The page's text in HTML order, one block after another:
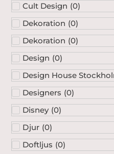
Cult Design (0)
Dekoration (0)
Dekoration (0)
Design (0)
Design House
Designers (0)
Disney (0)
Djur (0)
Doftljus (0)